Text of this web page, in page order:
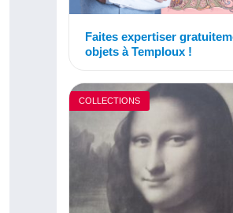
Faites expertiser
objets à Temploux !
COLLECTIONS